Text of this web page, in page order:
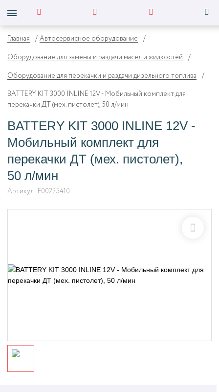
Главная Автосервисное оборудование
Оборудование для замены и раздачи масел и жидкостей
Оборудование для перекачки и раздачи дизельного топлива
BATTERY KIT 3000 INLINE 12V - Мобильный комплект для
перекачки ДТ (мех. пистолет), 50 л/мин
BATTERY KIT 3000 INLINE 12V -
Мобильный комплект для
перекачки ДТ (мех. пистолет),
50 л/мин
Артикул: F00225410